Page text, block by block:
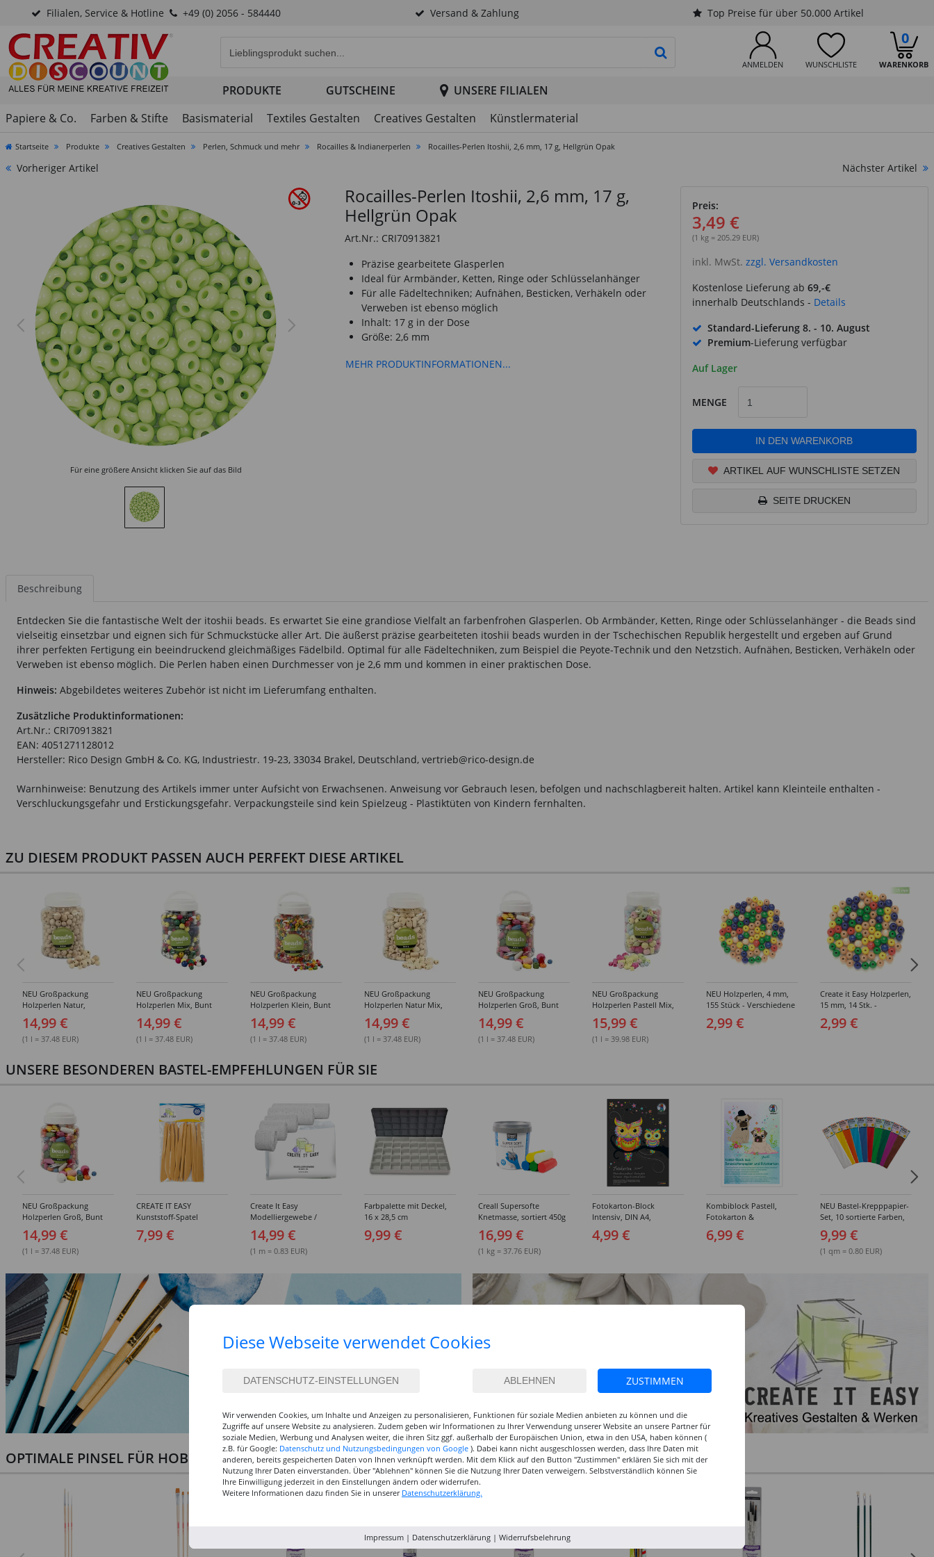
Filialen, Service & Hotline +49 (0) 2056 - 584440 Versand & Zahlung Top Preise für über 50.000 Artikel
ANMELDEN WUNSCHLISTE WARENKORB
0
PRODUKTSUCHE STARTEN
PRODUKTE GUTSCHEINE
UNSERE FILIALEN
Papiere & Co.
Farben & Stifte Basismaterial Textiles Gestalten Creatives Gestalten Künstlermaterial
Startseite Produkte Creatives Gestalten Perlen, Schmuck und mehr Rocailles & Indianerperlen Rocailles-Perlen Itoshii, 2,6 mm, 17 g, Hellgrün Opak
Vorheriger Artikel Nächster Artikel
Für eine größere Ansicht klicken Sie auf das Bild
Rocailles-Perlen Itoshii, 2,6 mm, 17 g,
Hellgrün Opak
Art.Nr.: CRI70913821
Präzise gearbeitete Glasperlen
Ideal für Armbänder, Ketten, Ringe oder Schlüsselanhänger
Für alle Fädeltechniken; Aufnähen, Besticken, Verhäkeln oder
Verweben ist ebenso möglich
Inhalt: 17 g in der Dose
Größe: 2,6 mm
MEHR PRODUKTINFORMATIONEN...
Preis:
3,49 €
(1 kg = 205.29 EUR)
inkl. MwSt. zzgl. Versandkosten
Kostenlose Lieferung ab 69,-€
innerhalb Deutschlands - Details
Standard-Lieferung 8. - 10. August
Premium-Lieferung verfügbar
Auf Lager
MENGE
IN DEN WARENKORB
ARTIKEL AUF WUNSCHLISTE SETZEN
SEITE DRUCKEN
Beschreibung
Entdecken Sie die fantastische Welt der itoshii beads. Es erwartet Sie eine grandiose Vielfalt an farbenfrohen Glasperlen. Ob Armbänder, Ketten, Ringe oder Schlüsselanhänger - die Beads sind
vielseitig einsetzbar und eignen sich für Schmuckstücke aller Art. Die äußerst präzise gearbeiteten itoshii beads wurden in der Tschechischen Republik hergestellt und ergeben auf Grund
ihrer perfekten Fertigung ein beeindruckend gleichmäßiges Fädelbild. Optimal für alle Fädeltechniken, zum Beispiel die Peyote-Technik und den Netzstich. Aufnähen, Besticken, Verhäkeln oder
Verweben ist ebenso möglich. Die Perlen haben einen Durchmesser von je 2,6 mm und kommen in einer praktischen Dose.
Hinweis: Abgebildetes weiteres Zubehör ist nicht im Lieferumfang enthalten.
Zusätzliche Produktinformationen:
Art.Nr.: CRI70913821
EAN: 4051271128012
Hersteller: Rico Design GmbH & Co. KG, Industriestr. 19-23, 33034 Brakel, Deutschland, vertrieb@rico-design.de
Warnhinweise: Benutzung des Artikels immer unter Aufsicht von Erwachsenen. Anweisung vor Gebrauch lesen, befolgen und nachschlagbereit halten. Artikel kann Kleinteile enthalten -
Verschluckungsgefahr und Erstickungsgefahr. Verpackungsteile sind kein Spielzeug - Plastiktüten von Kindern fernhalten.
ZU DIESEM PRODUKT PASSEN AUCH PERFEKT DIESE ARTIKEL
NEU Großpackung
Holzperlen Natur,
Sortierte Größen, 400 ml
Eimer
14,99 €
(1 l = 37.48 EUR)
NEU Großpackung
Holzperlen Mix, Bunt
Sortiert, 400 ml Eimer
14,99 €
(1 l = 37.48 EUR)
NEU Großpackung
Holzperlen Klein, Bunt
Sortiert, 400 ml Eimer
14,99 €
(1 l = 37.48 EUR)
NEU Großpackung
Holzperlen Natur Mix,
400 ml Eimer
14,99 €
(1 l = 37.48 EUR)
NEU Großpackung
Holzperlen Groß, Bunt
Sortiert, 400 ml Eimer
14,99 €
(1 l = 37.48 EUR)
NEU Großpackung
Holzperlen Pastell Mix,
400 ml Eimer
15,99 €
(1 l = 39.98 EUR)
NEU Holzperlen, 4 mm,
155 Stück - Verschiedene
Farben & Sortierungen
2,99 €
Create it Easy Holzperlen,
15 mm, 14 Stk. -
Verschiedene Farben &
Sortierungen
2,99 €
UNSERE BESONDEREN BASTEL-EMPFEHLUNGEN FÜR SIE
NEU Großpackung
Holzperlen Groß, Bunt
Sortiert, 400 ml Eimer
14,99 €
(1 l = 37.48 EUR)
CREATE IT EASY
Kunststoff-Spatel
Sortiment, 14 Stück
7,99 €
Create It Easy
Modelliergewebe /
Gipsbinden, 8cm breit,
3m lang, 6 Stück
14,99 €
(1 m = 0.83 EUR)
Farbpalette mit Deckel,
16 x 28,5 cm
9,99 €
Creall Supersofte
Knetmasse, sortiert 450g
16,99 €
(1 kg = 37.76 EUR)
Fotokarton-Block
Intensiv, DIN A4,
300g/qm, 10 Blatt, 10
sortierte Farben
4,99 €
Kombiblock Pastell,
Fotokarton &
Tonzeichenpapier, 10 +
10 Blatt, 23 x 33 cm,
6,99 €
NEU Bastel-Krepppapier-
Set, 10 sortierte Farben,
je 50x250cm
9,99 €
(1 qm = 0.80 EUR)
OPTIMALE PINSEL FÜR HOBBY & KUNST
Diese Webseite verwendet Cookies
ZUSTIMMEN
Wir verwenden Cookies, um Inhalte und Anzeigen zu personalisieren, Funktionen für soziale Medien anbieten zu können und die
Zugriffe auf unsere Website zu analysieren. Zudem geben wir Informationen zu Ihrer Verwendung unserer Website an unsere Partner für
soziale Medien, Werbung und Analysen weiter, die ihren Sitz ggf. außerhalb der Europäischen Union, etwa in den USA, haben können (
z.B. für Google: Datenschutz und Nutzungsbedingungen von Google ). Dabei kann nicht ausgeschlossen werden, dass Ihre Daten mit
anderen, bereits gespeicherten Daten von Ihnen verknüpft werden. Mit dem Klick auf den Button "Zustimmen" erklären Sie sich mit der
Nutzung Ihrer Daten einverstanden. Über "Ablehnen" können Sie die Nutzung Ihrer Daten verweigern. Selbstverständlich können Sie
Ihre Einwilligung jederzeit in den Einstellungen ändern oder widerrufen.
Weitere Informationen dazu finden Sie in unserer Datenschutzerklärung.
Impressum| Datenschutzerklärung| Widerrufsbelehrung